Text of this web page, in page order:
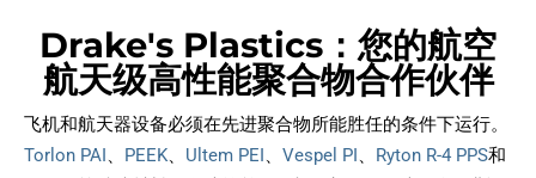
Drake's Plastics：您的航空
航天级高性能聚合物合作伙伴
飞机和航天器设备必须在先进聚合物所能胜任的条件下运行。
Torlon PAI
PEEK Ultem PEI Vespel PI Ryton R-4 PPS和